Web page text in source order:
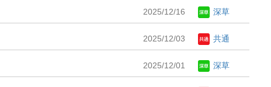
2025/12/16 深草
2025/12/03 共通
2025/12/01 深草